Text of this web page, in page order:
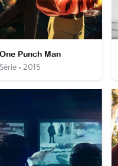
Punch Man
• 2015